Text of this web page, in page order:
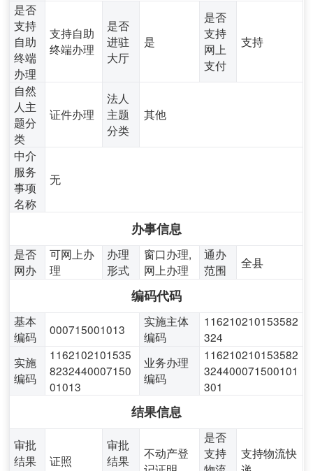
是否
支持
自助
终端
办理
支持自助
终端办理
是否
进驻
大厅
是
是否
支持
网上
支付
支持
自然
人主
题分
类
证件办理
法人
主题
分类
其他
中介
服务
事项
名称
无
办事信息
是否
网办
可网上办
理
办理
形式
窗口办理,
网上办理
通办
范围
全县
编码代码
基本
编码
000715001013
实施主体
编码
116210210153582
324
实施
编码
1162102101535
8232440007150
01013
业务办理
编码
116210210153582
324400071500101
301
结果信息
审批
结果
证照
审批
结果
不动产登
是否
支持
支持物流快